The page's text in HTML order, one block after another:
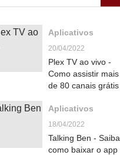
Aplicativos
20/04/2022
Plex TV ao vivo -
Como assistir mais
de 80 canais grátis
Aplicativos
18/04/2022
Talking Ben - Saiba
como baixar o app